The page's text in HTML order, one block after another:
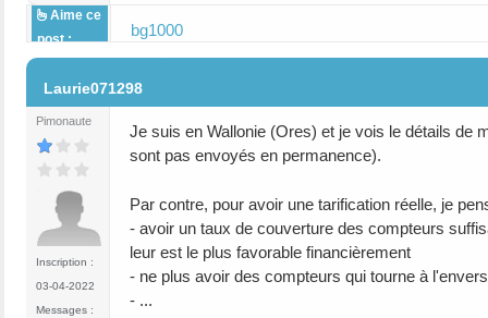
Aime ce
post :
bg1000
Laurie071298
Pimonaute
Inscription :
03-04-2022
Messages :
Je suis en Wallonie (Ores) et je vois le détails de
sont pas envoyés en permanence).
Par contre, pour avoir une tarification réelle, je
- avoir un taux de couverture des compteurs
leur est le plus favorable financièrement
- ne plus avoir des compteurs qui tourne à
- ...